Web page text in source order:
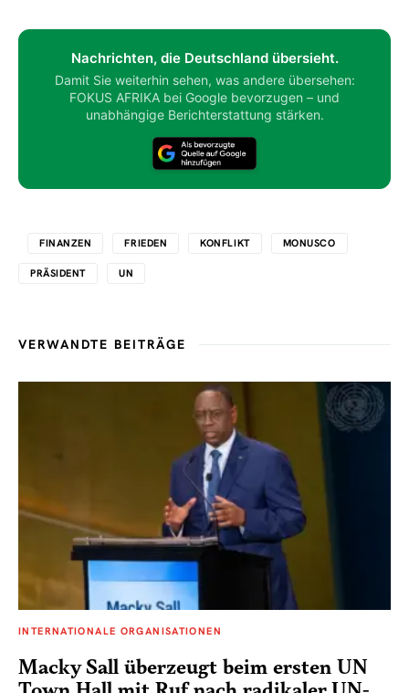
Nachrichten, die Deutschland übersieht.
Damit Sie weiterhin sehen, was andere übersehen:
FOKUS AFRIKA bei Google bevorzugen – und
unabhängige Berichterstattung stärken.
FINANZEN FRIEDEN KONFLIKT MONUSCO
PRÄSIDENT UN
VERWANDTE BEITRÄGE
INTERNATIONALE ORGANISATIONEN
Macky Sall überzeugt beim ersten UN